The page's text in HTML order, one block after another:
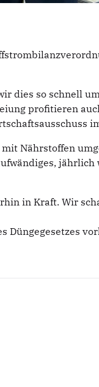
dies so schnell
profitieren
Nährstoffen
in Kraft. Wir
Düngegesetzes